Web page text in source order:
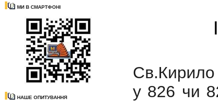
МИ В СМАРТФОНІ
НАШЕ ОПИТУВАННЯ
Св.Кирило
у 826 чи